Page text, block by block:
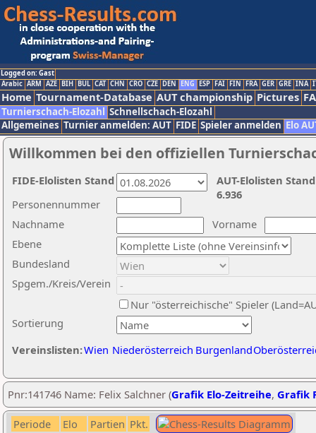
Logged on: Gast
Arabic ARM AZE BIH BUL CAT CHN CRO CZE DEN ENG ESP FAI FIN FRA GER GRE INA
Home Tournament-Database AUT championship Pictures
Turnierschach-Elozahl Schnellschach-Elozahl
Allgemeines Turnier anmelden: AUT FIDE Spieler anmelden Elo
Willkommen bei den offiziellen
Nachname
Vorname
Ebene
Sortierung
Personennummer
Bundesland
Spgem./Kreis/Verein
Nur "österreichische" Spieler
Vereinslisten:Wien Niederösterreich Burgenland
AUT-Elolisten
6.936
FIDE-Elolisten Stand
Pnr:141746 Name: Felix Salchner (Grafik Elo-Zeitreihe, Grafik
Periode Elo Partien Pkt.